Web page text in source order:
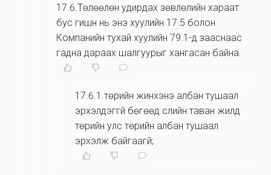
17.6.Төлөөлөн удирдах зөвлөлийн хараат
бус гишүүн нь энэ хуулийн 17.5 болон
Компанийн тухай хуулийн 79.1-д зааснаас
гадна дараах шалгуурыг хангасан байна.
17.6.1.төрийн жинхэнэ албан тушаал
эрхэлдэггүй бөгөөд сүүлийн таван жилд
төрийн улс төрийн албан тушаал
эрхэлж байгаагүй;